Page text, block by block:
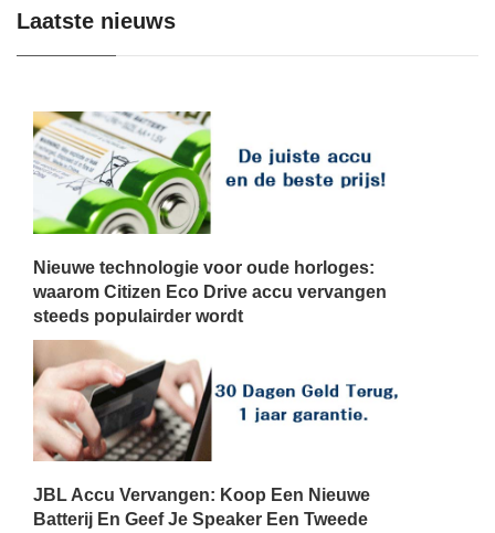
Laatste nieuws
Nieuwe technologie voor oude horloges:
waarom Citizen Eco Drive accu vervangen
steeds populairder wordt
JBL Accu Vervangen: Koop Een Nieuwe
Batterij En Geef Je Speaker Een Tweede